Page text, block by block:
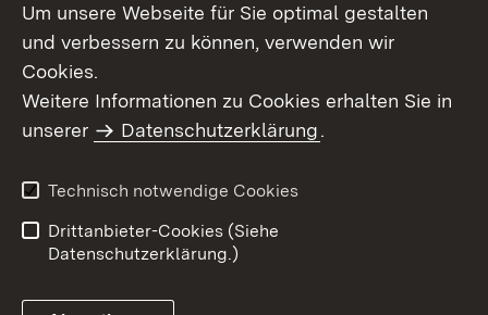
Um unsere Webseite für Sie optimal gestalten
und verbessern zu können, verwenden wir
Cookies.
Weitere Informationen zu Cookies erhalten Sie in
unserer
Datenschutzerklärung.
Technisch notwendige Cookies
Drittanbieter-Cookies (Siehe
Datenschutzerklärung.)